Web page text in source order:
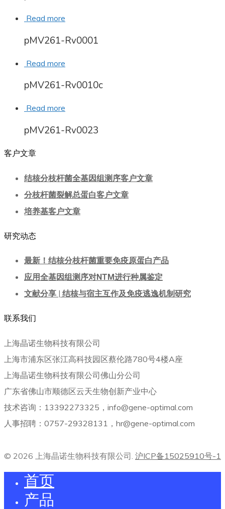
Read more
pMV261-Rv0001
Read more
pMV261-Rv0010c
Read more
pMV261-Rv0023
客户文章
结核分枝杆菌全基因组测序客户文章
分枝杆菌裂解总蛋白客户文章
培养基客户文章
研究动态
最新！结核分枝杆菌重要免疫原蛋白产品
应用全基因组测序对NTM进行种属鉴定
文献分享 | 结核与宿主互作及免疫逃逸机制研究
联系我们
上海晶诺生物科技有限公司
上海市浦东区张江高科技园区蔡伦路780号4楼A座
上海晶诺生物科技有限公司佛山分公司
广东省佛山市顺德区云天生物创新产业中心
技术咨询：13392273325，info@gene-optimal.com
人事招聘：0757-29328131，hr@gene-optimal.com
© 2026 上海晶诺生物科技有限公司. 沪ICP备15025910号-1
首页
产品